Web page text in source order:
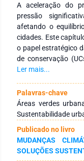
A aceleração do
pressão
afetando o
cidades. Este
o papel estratégico
de conservação
impactos
ecológicas, sociais,
como os desafios
integração política.
espaços, por
participativas, é
urbano, conservação
Ler mais...
Palavras-chave
Áreas verdes
Sustentabilidade
Publicado no livro
MUDANÇAS
SOLUÇÕES